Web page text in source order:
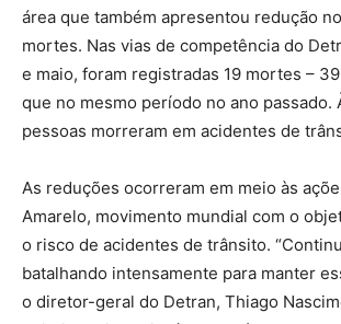
área que também apresentou redução
mortes. Nas vias de competência do
e maio, foram registradas 19 mortes –
que no mesmo período no ano passado.
pessoas morreram em acidentes de
As reduções ocorreram em meio às
Amarelo, movimento mundial com o
o risco de acidentes de trânsito.
batalhando intensamente para manter
o diretor-geral do Detran, Thiago